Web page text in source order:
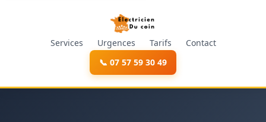
Services Urgences Tarifs
Contact
📞 07 57 59 30 49